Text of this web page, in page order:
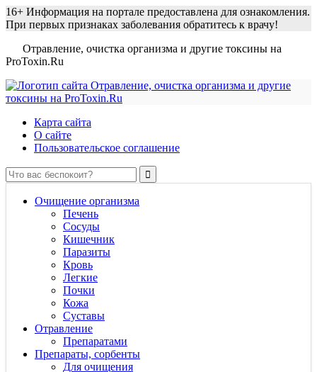
16+ Информация на портале предоставлена для ознакомления.
При первых признаках заболевания обратитесь к врачу!
Отравление, очистка организма и другие токсины на
ProToxin.Ru
Карта сайта
О сайте
Пользовательское соглашение
Очищение организма
Печень
Сосуды
Кишечник
Паразиты
Кровь
Легкие
Почки
Кожа
Суставы
Отравление
Препаратами
Препараты, сорбенты
Для очищения